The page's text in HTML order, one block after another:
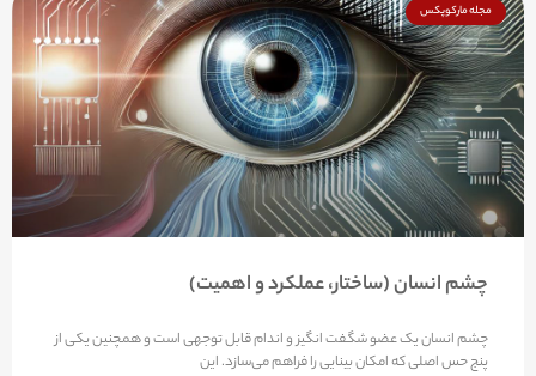
مجله مارکوپکس
چشم انسان (ساختار، عملکرد و اهمیت)
چشم انسان یک عضو شگفت انگیز و اندام قابل توجهی است و همچنین یکی از
پنج حس اصلی که امکان بینایی را فراهم می‌سازد. این